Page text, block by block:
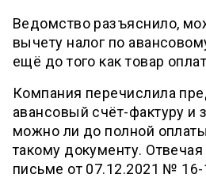
Ведомство разъяснило,
вычету налог по
ещё до того как товар
Компания перечислила
авансовый счёт-фактуру и
можно ли до полной
такому документу. Отвечая
письме от 07.12.2021 №